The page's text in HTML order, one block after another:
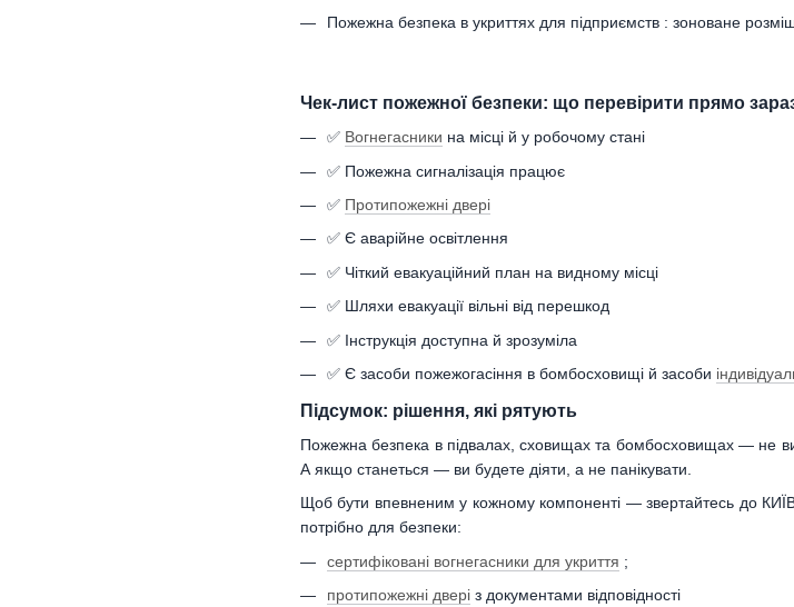
Пожежна безпека в укриттях для підприємств : зоноване
Чек-лист пожежної безпеки: що перевірити прямо
✅ Вогнегасники на місці й у робочому стані
✅ Пожежна сигналізація працює
✅ Протипожежні двері
✅ Є аварійне освітлення
✅ Чіткий евакуаційний план на видному місці
✅ Шляхи евакуації вільні від перешкод
✅ Інструкція доступна й зрозуміла
✅ Є засоби пожежогасіння в бомбосховищі й засоби
Підсумок: рішення, які рятують
Пожежна безпека в підвалах, сховищах та бомбосховищах — не
А якщо станеться — ви будете діяти, а не панікувати.
Щоб бути впевненим у кожному компоненті — звертайтесь
потрібно для безпеки:
сертифіковані вогнегасники для укриття ;
протипожежні двері з документами відповідності